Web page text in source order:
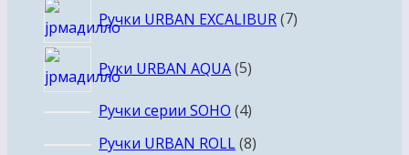
Ручки URBAN EXCALIBUR 77
Руки URBAN AQUA 55
Ручки серии SOHO 44
товара
Ручки URBAN ROLL 88